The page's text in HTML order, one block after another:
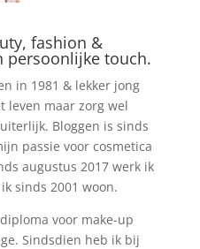
fashion &
persoonlijke touch.
in 1981 & lekker jong
leven maar zorg wel
Bloggen is sinds
passie voor cosmetica
augustus 2017 werk ik
sinds 2001 woon.
voor make-up
Sindsdien heb ik bij